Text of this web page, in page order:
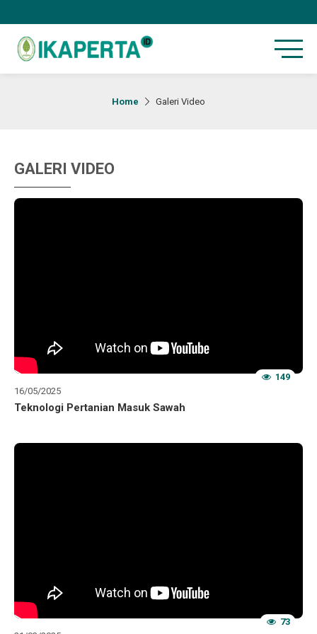
Home Galeri Video
GALERI VIDEO
16/05/2025
149
Teknologi Pertanian Masuk Sawah
73